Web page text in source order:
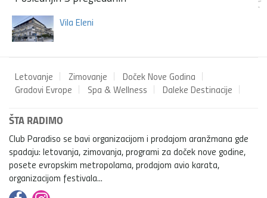
Vila Eleni
Letovanje Zimovanje
Doček Nove Godina
Gradovi Evrope
Spa & Wellness Daleke Destinacije
ŠTA RADIMO
Club Paradiso se bavi organizacijom i prodajom aranžmana gde
spadaju: letovanja, zimovanja, programi za doček nove godine,
posete evropskim metropolama, prodajom avio karata,
organizacijom festivala...